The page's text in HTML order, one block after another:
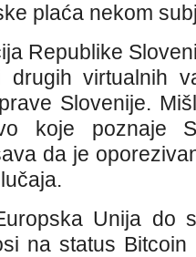
plaća nekom
Republike
drugih virtualnih
Slovenije.
koje poznaje
da je
Unija do
na status